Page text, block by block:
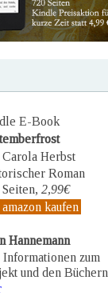
E-Book
Carola Herbst
Roman
Seiten, 2,99€
kaufen
Hannemann
zum
und den Büchern